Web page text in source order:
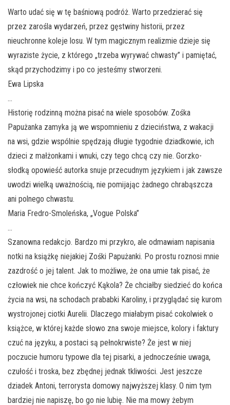
Warto udać się w tę baśniową podróż. Warto przedzierać się
przez zarośla wydarzeń, przez gęstwiny historii, przez
nieuchronne koleje losu. W tym magicznym realizmie dzieje się
wyraziste życie, z którego „trzeba wyrywać chwasty” i pamiętać,
skąd przychodzimy i po co jesteśmy stworzeni.
Ewa Lipska
…
Historię rodzinną można pisać na wiele sposobów. Zośka
Papużanka zamyka ją we wspomnieniu z dzieciństwa, z wakacji
na wsi, gdzie wspólnie spędzają długie tygodnie dziadkowie, ich
dzieci z małżonkami i wnuki, czy tego chcą czy nie. Gorzko-
słodką opowieść autorka snuje przecudnym językiem i jak zawsze
uwodzi wielką uważnością, nie pomijając żadnego chrabąszcza
ani polnego chwastu.
Maria Fredro-Smoleńska, „Vogue Polska”
…
Szanowna redakcjo. Bardzo mi przykro, ale odmawiam napisania
notki na książkę niejakiej Zośki Papużanki. Po prostu roznosi mnie
zazdrość o jej talent. Jak to możliwe, że ona umie tak pisać, że
człowiek nie chce kończyć Kąkola? Że chciałby siedzieć do końca
życia na wsi, na schodach prababki Karoliny, i przyglądać się kurom
wystrojonej ciotki Aurelii. Dlaczego miałabym pisać cokolwiek o
książce, w której każde słowo zna swoje miejsce, kolory i faktury
czuć na języku, a postaci są pełnokrwiste? Że jest w niej
poczucie humoru typowe dla tej pisarki, a jednocześnie uwaga,
czułość i troska, bez zbędnej jednak tkliwości. Jest jeszcze
dziadek Antoni, terrorysta domowy najwyższej klasy. O nim tym
bardziej nie napiszę, bo go nie lubię. Nie ma mowy żebym